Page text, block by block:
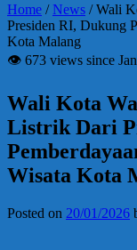
Home /News /Wali
Presiden RI, Dukung
Kota Malang
👁 673 views since
Wali Kota
Listrik Dari
Wisata Kota
Posted on 20/01/2026